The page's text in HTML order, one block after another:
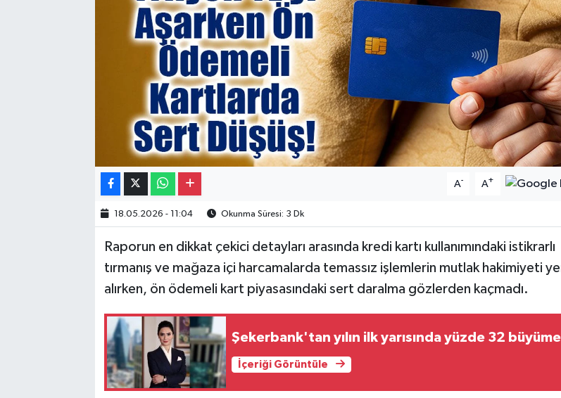
A- A+
18.05.2026 - 11:04 Okunma Süresi: 3 Dk
Raporun en dikkat çekici detayları arasında kredi kartı kullanımındaki istikrarlı
tırmanış ve mağaza içi harcamalarda temassız işlemlerin mutlak hakimiyeti
alırken, ön ödemeli kart piyasasındaki sert daralma gözlerden kaçmadı.
Şekerbank'tan yılın ilk yarısında yüzde 32 büyüme
İçeriği Görüntüle